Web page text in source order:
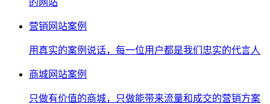
的网站
营销网站案例
用真实的案例说话，每一位用户都是我们忠实的代言人
商城网站案例
只做有价值的商城，只做能带来流量和成交的营销方案